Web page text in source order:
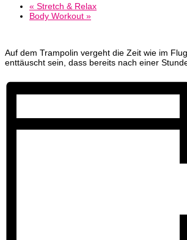
« Stretch & Relax
Body Workout »
Auf dem Trampolin vergeht die Zeit wie im
enttäuscht sein, dass bereits nach einer